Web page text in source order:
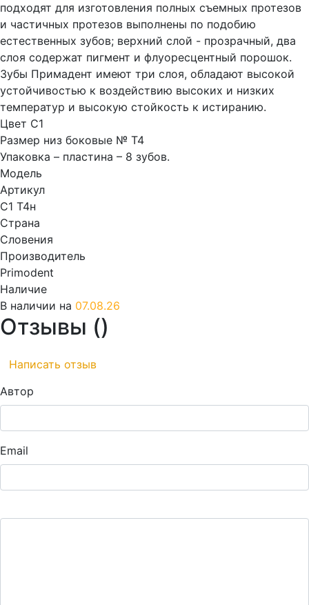
подходят для изготовления полных съемных протезов
и частичных протезов выполнены по подобию
естественных зубов; верхний слой - прозрачный, два
слоя содержат пигмент и флуоресцентный порошок.
Зубы Примадент имеют три слоя, обладают высокой
устойчивостью к воздействию высоких и низких
температур и высокую стойкость к истиранию.
Цвет C1
Размер низ боковые № T4
Упаковка – пластина – 8 зубов.
Модель
Артикул
C1 T4н
Страна
Словения
Производитель
Primodent
Наличие
В наличии на 07.08.26
Отзывы ()
Написать отзыв
Автор
Email